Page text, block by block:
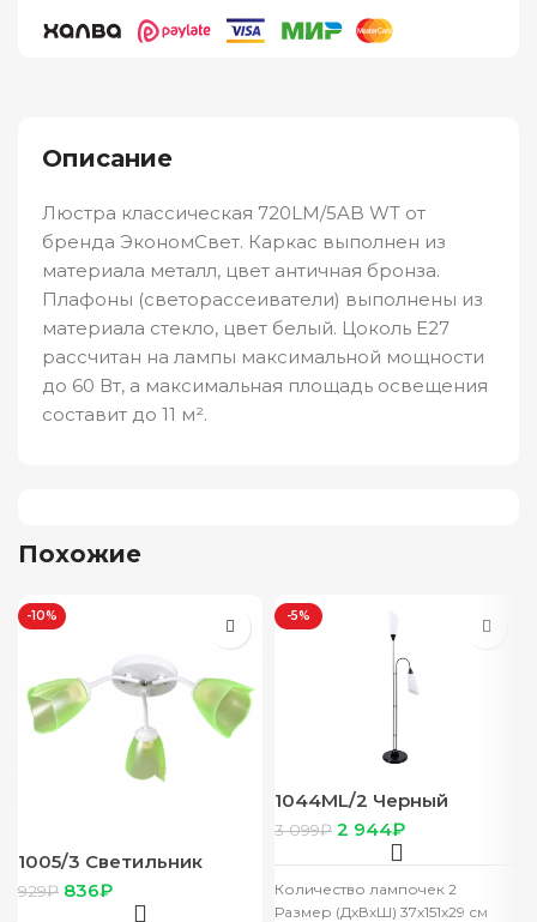
Описание
Люстра классическая 720LM/5AB WT от
бренда ЭкономСвет. Каркас выполнен из
материала металл, цвет античная бронза.
Плафоны (светорассеиватели) выполнены из
материала стекло, цвет белый. Цоколь E27
рассчитан на лампы максимальной мощности
до 60 Вт, а максимальная площадь освещения
составит до 11 м².
Похожие
-10%
1005/3 Светильник
бытовой потолочный
(лампочка 220V 15W E27)
929₽ 836₽
-5%
1044ML/2 Черный
Светильник напольный
(220V 15W E27)
3 099₽ 2 944₽
Количество лампочек 2
Размер (ДхВхШ) 37х151х29 см